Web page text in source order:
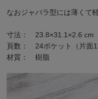
なおジャバラ型には薄くて
寸法： 23.8×31.1×2.6 cm
頁数： 24ポケット（片面
材質： 樹脂